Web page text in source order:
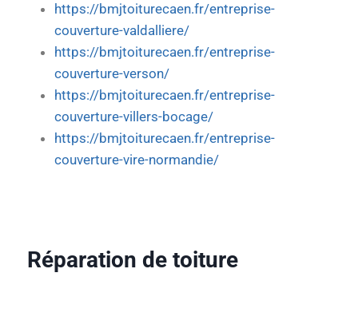
https://bmjtoiturecaen.fr/entreprise-
couverture-valdalliere/
https://bmjtoiturecaen.fr/entreprise-
couverture-verson/
https://bmjtoiturecaen.fr/entreprise-
couverture-villers-bocage/
https://bmjtoiturecaen.fr/entreprise-
couverture-vire-normandie/
Réparation de toiture